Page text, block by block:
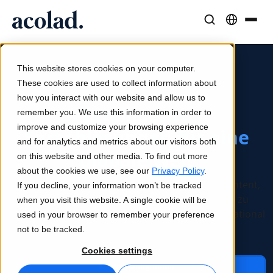
This website stores cookies on your computer.
These cookies are used to collect information about
how you interact with our website and allow us to
remember you. We use this information in order to
improve and customize your browsing experience
and for analytics and metrics about our visitors both
on this website and other media. To find out more
about the cookies we use, see our Privacy Policy.
If you decline, your information won’t be tracked
when you visit this website. A single cookie will be
used in your browser to remember your preference
not to be tracked.
Cookies settings
Übersetzung
KI-Geschwindigkeit, menschliche Präzision
Dolmetschen
Nahtlose Kommunikation überall
Medien und Unterhaltung
Bringen Sie Geschichten auf jeden Bildschirm
Beratung und Outsourcing
Lia Translate
Sofortige, markenkonsistente Übersetzungen
Lia Live
Dolmetschen neu definiert
Übersetzungs-APIs und Konnektoren
Nahtlose Integration in Ihre Workflows
KI-Dolmetschen
Erfolgsgeschichten
Reale Ergebnisse bei unseren Kunden
Artikel
Experteneinschätzungen zu globalen Inhalten
E-Books
Detaillierte Leitfäden und Strategien
Webinare auf Abruf
Über Acolad
Nachhaltigkeit
Partner
Neuigkeiten
KI-Power. Menschliche Expertise.
Intelligente
Sprachlösungen für eine
globale Welt
Unternehmenslösungen für Sprache, KI und Content,
die globalen Organisationen helfen, schneller zu
expandieren, intelligenter zu arbeiten und international
Kontakt aufnehmen